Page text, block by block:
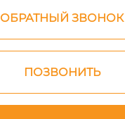
ОБРАТНЫЙ ЗВОНОК
ПОЗВОНИТЬ